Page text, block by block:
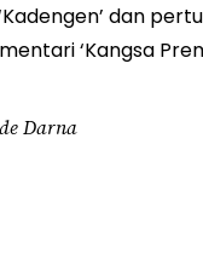
dan
‘Kangsa
Darna